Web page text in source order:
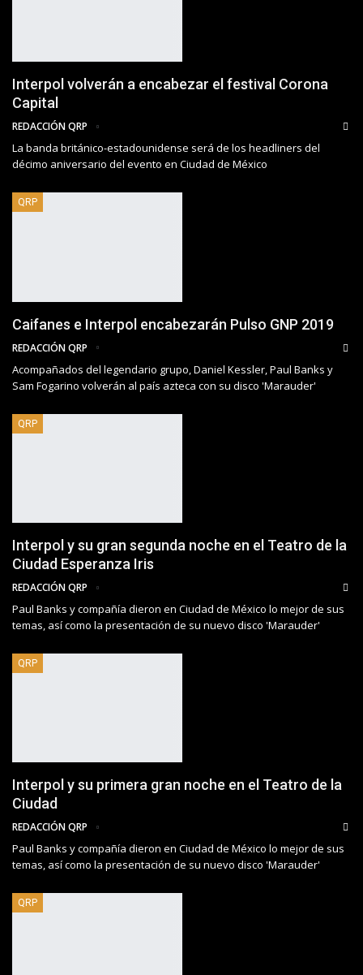
Interpol volverán a encabezar el festival Corona
Capital
REDACCIÓN QRP
La banda británico-estadounidense será de los headliners del
décimo aniversario del evento en Ciudad de México
QRP
Caifanes e Interpol encabezarán Pulso GNP 2019
REDACCIÓN QRP
Acompañados del legendario grupo, Daniel Kessler, Paul Banks y
Sam Fogarino volverán al país azteca con su disco 'Marauder'
QRP
Interpol y su gran segunda noche en el Teatro de la
Ciudad Esperanza Iris
REDACCIÓN QRP
Paul Banks y compañía dieron en Ciudad de México lo mejor de sus
temas, así como la presentación de su nuevo disco 'Marauder'
QRP
Interpol y su primera gran noche en el Teatro de la
Ciudad
REDACCIÓN QRP
Paul Banks y compañía dieron en Ciudad de México lo mejor de sus
temas, así como la presentación de su nuevo disco 'Marauder'
QRP